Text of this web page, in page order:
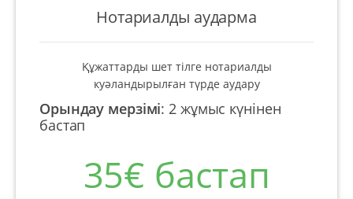
Нотариалды аударма
Құжаттарды шет тілге нотариалды
куәландырылған түрде аудару
Орындау мерзімі: 2 жұмыс күнінен
бастап
35€ бастап